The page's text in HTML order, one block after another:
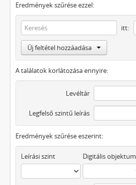
Eredmények szűrése ezzel:
itt:
Új feltétel hozzáadása
A találatok korlátozása ennyire:
Levéltár
Legfelső szintű leírás
Eredmények szűrése eszerint:
Leírási szint